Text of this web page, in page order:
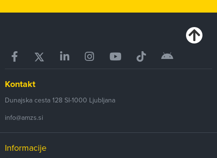
Kontakt
Dunajska cesta 128 SI-1000 Ljubljana
info@amzs.si
Informacije